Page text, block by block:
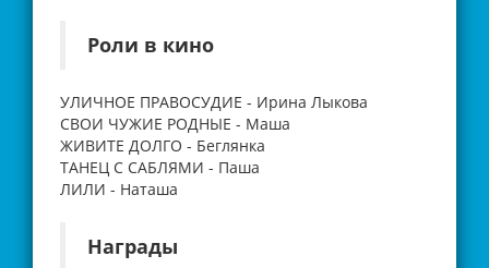
Роли в кино
УЛИЧНОЕ ПРАВОСУДИЕ - Ирина Лыкова
СВОИ ЧУЖИЕ РОДНЫЕ - Маша
ЖИВИТЕ ДОЛГО - Беглянка
ТАНЕЦ С САБЛЯМИ - Паша
ЛИЛИ - Наташа
Награды